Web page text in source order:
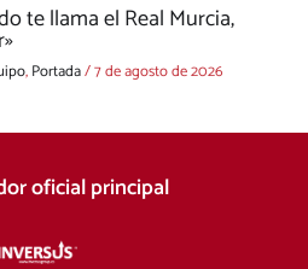
te llama el Real Murcia,
,Portada/7 de agosto de 2026
oficial principal